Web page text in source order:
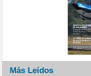
Más Leídos